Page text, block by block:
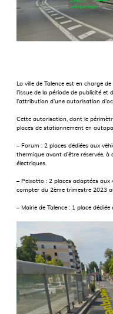
La ville de Talence est en charge
l’issue de la période de publicité
l’attribution d’une autorisation
Cette autorisation, dont le
places de stationnement en
– Forum : 2 places dédiées aux
thermique avant d’être réservée,
électriques.
– Peixotto : 2 places adaptées aux
compter du 2ème trimestre 2023
– Mairie de Talence : 1 place